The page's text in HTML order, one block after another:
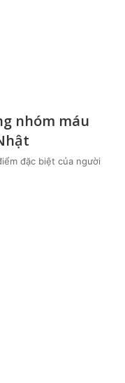
nhóm máu
đặc biệt của người